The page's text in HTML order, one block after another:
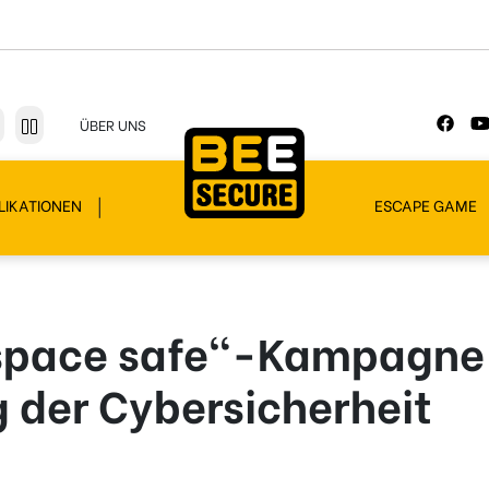
ÜBER UNS
ESCAPE GAME
safe“-Kampagne
der Cybersicherheit